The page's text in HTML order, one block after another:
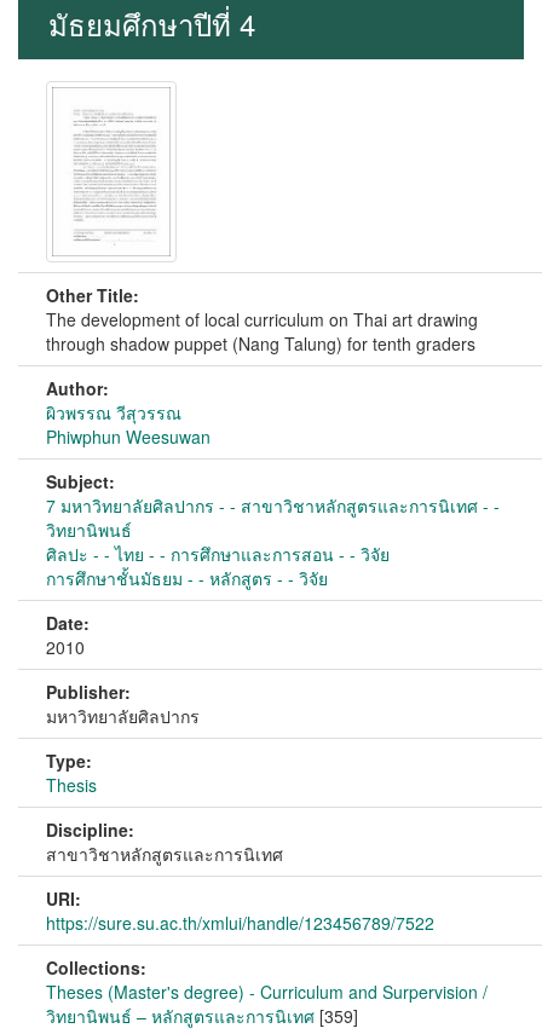
มัธยมศึกษาปีที่ 4
Other Title:
The development of local curriculum on Thai art drawing
through shadow puppet (Nang Talung) for tenth graders
Author:
ผิวพรรณ วีสุวรรณ
Phiwphun Weesuwan
Subject:
7 มหาวิทยาลัยศิลปากร - - สาขาวิชาหลักสูตรและการนิเทศ - -
วิทยานิพนธ์
ศิลปะ - - ไทย - - การศึกษาและการสอน - - วิจัย
การศึกษาชั้นมัธยม - - หลักสูตร - - วิจัย
Date:
2010
Publisher:
มหาวิทยาลัยศิลปากร
Type:
Thesis
Discipline:
สาขาวิชาหลักสูตรและการนิเทศ
URI:
https://sure.su.ac.th/xmlui/handle/123456789/7522
Collections:
Theses (Master's degree) - Curriculum and Surpervision /
วิทยานิพนธ์ – หลักสูตรและการนิเทศ [359]